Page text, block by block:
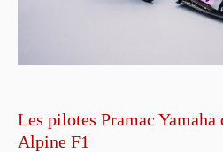
Les pilotes Pramac
Alpine F1